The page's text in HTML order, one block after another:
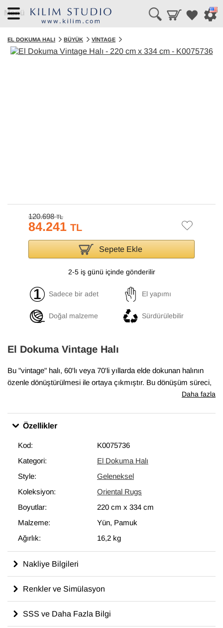
Menü
EL DOKUMA HALI BÜYÜK VINTAGE
120.698TL
84.241 TL
Sepete Ekle
2-5 iş günü içinde gönderilir
Sadece bir adet El yapımı
Doğal malzeme Sürdürülebilir
El Dokuma Vintage Halı
Bu "vintage" halı, 60'lı veya 70'li yıllarda elde dokunan halının
özenle dönüştürülmesi ile ortaya çıkmıştır. Bu dönüşüm süreci,
geleneksel yöntemlerle dokunan el halılarının en iyi durumda
yapılarak satışa sunulur. Bu muhteşem dönüşüm, modern
dekoru tamamlayan eşsiz görünüme sahip halılar ortaya
220 cm x 334 cm
ölçülerinde olan bu halı, pamuk üzerine yün
iplik ile dokunmuştur.
Daha fazla
Özellikler
Kod:
K0075736
Kategori:
El Dokuma Halı
Style:
Geleneksel
Koleksiyon:
Oriental Rugs
Boyutlar:
220 cm x 334 cm
Malzeme:
Yün, Pamuk
Ağırlık:
16,2 kg
Nakliye Bilgileri
Renkler ve Simülasyon
SSS ve Daha Fazla Bilgi